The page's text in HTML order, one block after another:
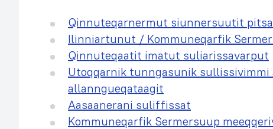
Qinnuteqarnermut siunnersuutit
Ilinniartunut / Kommuneqarfik
Qinnuteqaatit imatut suliarissavarput
Utoqqarnik tunngasunik
allanngueqataagit
Aasaanerani suliffissat
Kommuneqarfik Sermersuup